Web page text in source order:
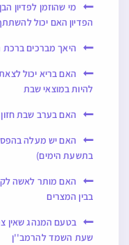
מי שהוזמן לפדיון
הפדיון האם יכול
היאך מברכים
האם בריא יכול
להיות במוצאי שבת
האם בערב שבת
האם יש מעלה
בתשעת הימים)
האם מותר לאשה
בבין המצרים
בטעם המנהג שאין
שעת השמד להרמב''ן